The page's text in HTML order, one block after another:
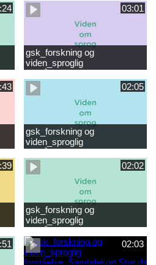
03:01
gsk_forskning og
viden_sproglig
første læsning 6-8 år.mp402:05
gsk_forskning og
viden_sproglig
forståelse_Snak med dit barn
6 mdr-2 år.mp4
02:02
gsk_forskning og
viden_sproglig
forståelse_Snak med din
baby 0-6 mdr.mp4
02:03